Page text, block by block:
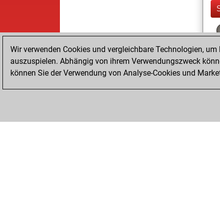
Wir verwenden Cookies und vergleichbare Technologien,
auszuspielen. Abhängig von ihrem Verwendungszweck
können Sie der Verwendung von Analyse-Cookies und